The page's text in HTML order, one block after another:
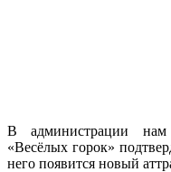
В администрации
«Весёлых горок»
него появится новый